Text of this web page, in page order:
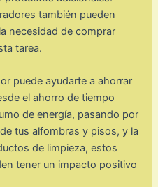
también pueden
necesidad de comprar
tarea.
puede ayudarte a ahorrar
el ahorro de tiempo
de energía, pasando por
tus alfombras y pisos, y la
de limpieza, estos
tener un impacto positivo